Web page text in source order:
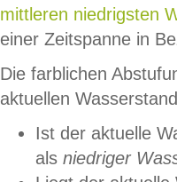
mittleren niedrigsten
einer Zeitspanne in
Die farblichen
aktuellen
Ist der aktuelle
als niedriger